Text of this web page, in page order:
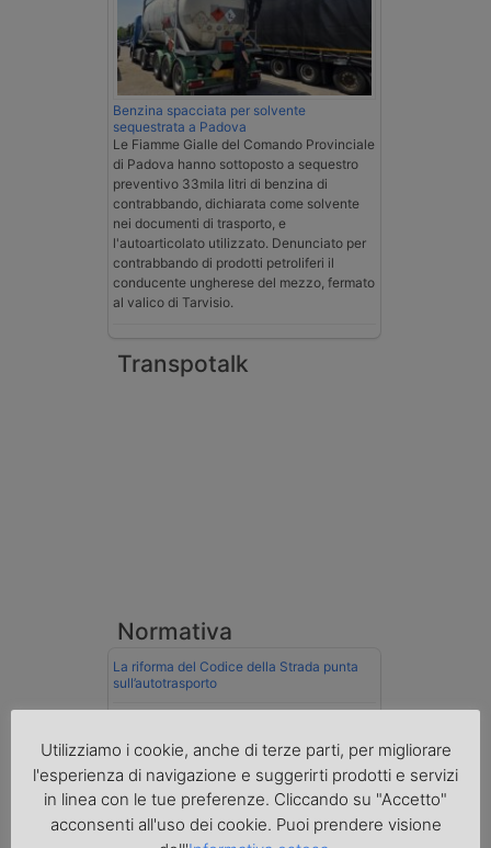
Benzina spacciata per solvente
sequestrata a Padova
Le Fiamme Gialle del Comando Provinciale
di Padova hanno sottoposto a sequestro
preventivo 33mila litri di benzina di
contrabbando, dichiarata come solvente
nei documenti di trasporto, e
l'autoarticolato utilizzato. Denunciato per
contrabbando di prodotti petroliferi il
conducente ungherese del mezzo, fermato
al valico di Tarvisio.
Transpotalk
Normativa
La riforma del Codice della Strada punta
sull’autotrasporto
col muletto
Cassazione conferma validità multe per
velocità col cronotachigrafo
La Cassazione conferma la qualifica di
Utilizziamo i cookie, anche di terze parti, per migliorare
l'esperienza di navigazione e suggerirti prodotti e servizi
in linea con le tue preferenze. Cliccando su "Accetto"
acconsenti all'uso dei cookie. Puoi prendere visione